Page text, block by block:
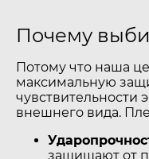
Почему
Потому что наша
максимальную
чувствительности
внешнего вида.
защищают от